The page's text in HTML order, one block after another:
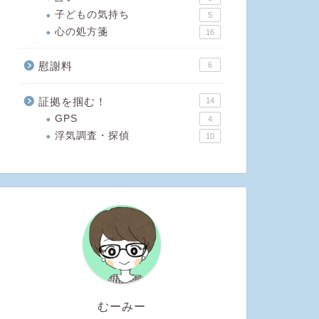
子どもの気持ち 5
心の処方箋 16
慰謝料 6
証拠を掴む！ 14
GPS 4
浮気調査・探偵 10
むーみー